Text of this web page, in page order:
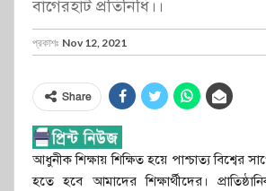
বাগেরহাট প্রতিনিধি।।
প্রকাশঃ Nov 12, 2021
Share
আধুনীক শিক্ষায় শিক্ষিত হয়ে পাশ্চাত্য বিশ্বের
হতে হবে আমাদের শিক্ষার্থীদের।